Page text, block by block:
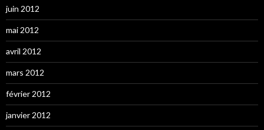
juin 2012
mai 2012
avril 2012
mars 2012
février 2012
janvier 2012